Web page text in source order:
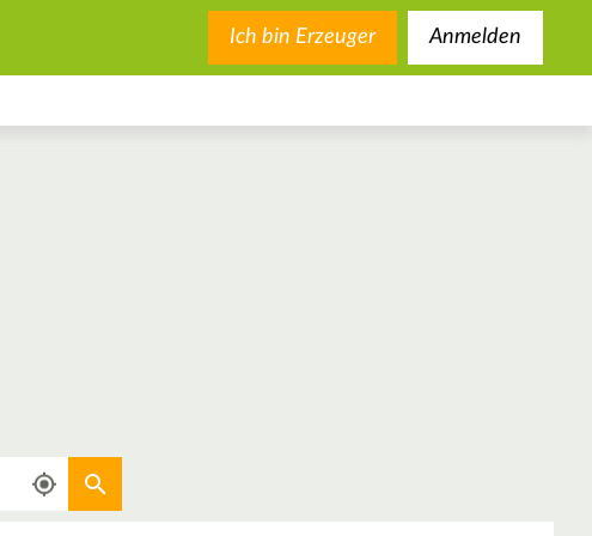
Ich bin Erzeuger Anmelden
Aktuellen Standort verwenden